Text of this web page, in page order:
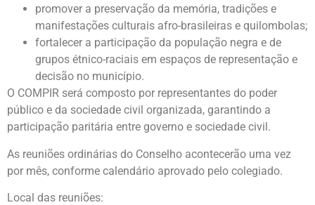
promover a preservação da memória, tradições e
manifestações culturais afro-brasileiras e quilombolas;
fortalecer a participação da população negra e de
grupos étnico-raciais em espaços de representação e
decisão no município.
O COMPIR será composto por representantes do poder
público e da sociedade civil organizada, garantindo a
participação paritária entre governo e sociedade civil.
As reuniões ordinárias do Conselho acontecerão uma vez
por mês, conforme calendário aprovado pelo colegiado.
Local das reuniões: